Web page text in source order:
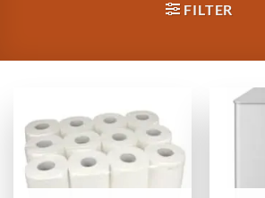
FILTER